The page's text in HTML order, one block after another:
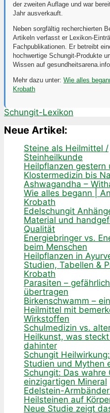
der zweiten Auflage und war
Jahr ausverkauft.
Neben sorgfältig recherchierten
Artikeln verfasst er Lexikon-
Fachpublikationen. Er betreibt
hochwertige Schungit-Produkte
Wissen auf
Mehr dazu unter: Wie alles
Krobath
Schungit-Lexikon
Neue Artikel:
Steine als Heilmittel /
Steinheilkunde
Heilpflanzen gestern
Klostermedizin bis
Ashwagandha –
Wie alles begann |
Krobath
Edelschungit
Material und
Qualität
Energiebringer vs.
beim Menschen
Heilpflanzen in
Studien, Tabellen &
Krobath
Parasiten –
übertragen
Birkenschwamm –
Heilmittel mit
Wirkstoffen
Schulmedizin vs.
Heilkunst, was
dahinter
Schungit
Studien und Mythen
Schungit: Das wahre
einzigartigen Mineral
Edelstein-
Heilsteinen auf
Neue Studie zeigt